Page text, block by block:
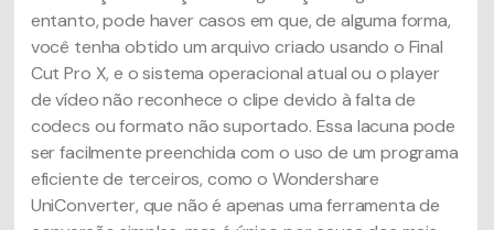
entanto, pode haver casos em que, de alguma forma,
você tenha obtido um arquivo criado usando o Final
Cut Pro X, e o sistema operacional atual ou o player
de vídeo não reconhece o clipe devido à falta de
codecs ou formato não suportado. Essa lacuna pode
ser facilmente preenchida com o uso de um programa
eficiente de terceiros, como o Wondershare
UniConverter, que não é apenas uma ferramenta de